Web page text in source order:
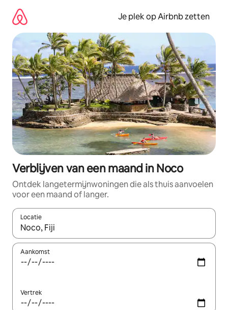
direct
naar
inhoud
Je plek op Airbnb zetten
Verblijven van een maand in Noco
Ontdek langetermijnwoningen die als thuis aanvoelen
voor een maand of langer.
Locatie
Wanneer er resultaten beschikbaar zijn, maak je een keuze
Aankomst
Vertrek